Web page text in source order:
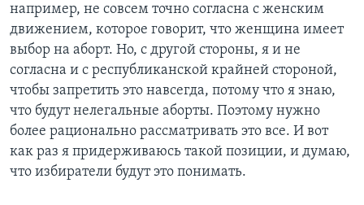
например, не совсем точно согласна с женским
движением, которое говорит, что женщина имеет
выбор на аборт. Но, с другой стороны, я и не
согласна и с республиканской крайней стороной,
чтобы запретить это навсегда, потому что я знаю,
что будут нелегальные аборты. Поэтому нужно
более рационально рассматривать это все. И вот
как раз я придерживаюсь такой позиции, и думаю,
что избиратели будут это понимать.